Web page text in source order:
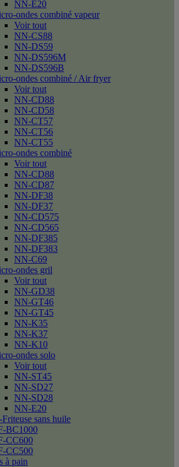
NN-E20
ondes combiné vapeur
Voir tout
NN-CS88
NN-DS59
NN-DS596M
NN-DS596B
ondes combiné / Air fryer
Voir tout
NN-CD88
NN-CD58
NN-CT57
NN-CT56
NN-CT55
ondes combiné
Voir tout
NN-CD88
NN-CD87
NN-DF38
NN-DF37
NN-CD575
NN-CD565
NN-DF385
NN-DF383
NN-C69
ondes gril
Voir tout
NN-GD38
NN-GT46
NN-GT45
NN-K35
NN-K37
NN-K10
ondes solo
Voir tout
NN-ST45
NN-SD27
NN-SD28
NN-E20
sans huile
BC1000
CC600
CC500
à pain